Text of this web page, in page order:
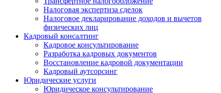
Налоговая экспертиза сделок
Налоговое декларирование доходов и вычетов
физических лиц
Кадровый консалтинг
Кадровое консультирование
Разработка кадровых документов
Восстановление кадровой документации
Кадровый аутсорсинг
Юридические услуги
Юридическое консультирование